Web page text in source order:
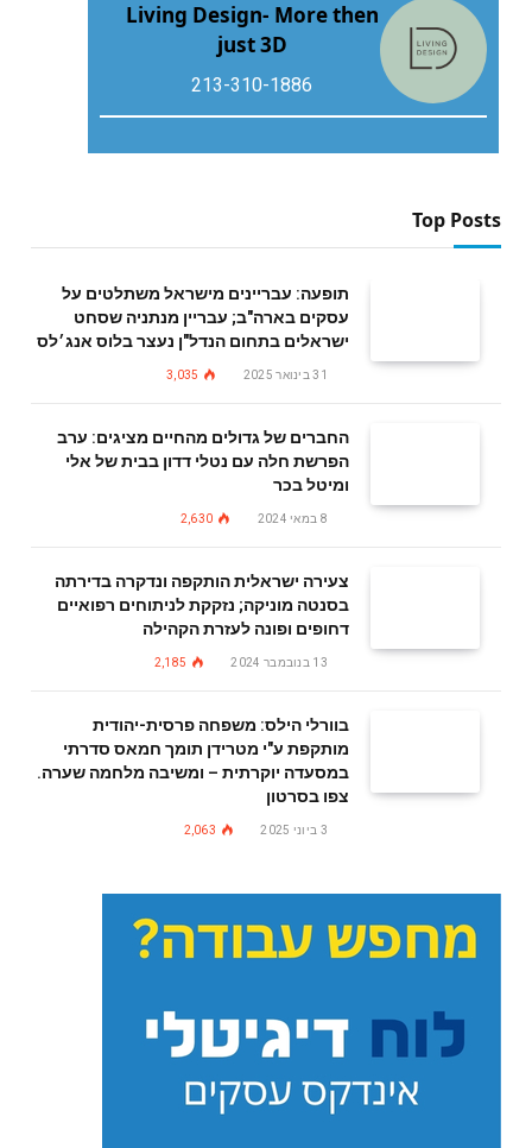
Living Design- More then
just 3D
213-310-1886
Top Posts
תופעה: עבריינים מישראל משתלטים על
עסקים בארה"ב; עבריין מנתניה שסחט
ישראלים בתחום הנדל"ן נעצר בלוס אנג׳לס
31 בינואר 2025 3,035
החברים של גדולים מהחיים מציגים: ערב
הפרשת חלה עם נטלי דדון בבית של אלי
ומיטל בכר
8 במאי 2024 2,630
צעירה ישראלית הותקפה ונדקרה בדירתה
בסנטה מוניקה; נזקקת לניתוחים רפואיים
דחופים ופונה לעזרת הקהילה
13 בנובמבר 2024 2,185
בוורלי הילס: משפחה פרסית-יהודית
מותקפת ע"י מטרידן תומך חמאס סדרתי
במסעדה יוקרתית – ומשיבה מלחמה שערה.
צפו בסרטון
3 ביוני 2025 2,063